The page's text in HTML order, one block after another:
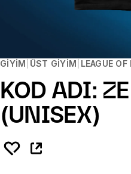
GIYIM ÜST GIYIM LEAGUE OF
KOD ADI:
(UNISEX)